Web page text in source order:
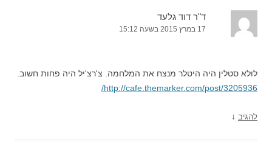
ד"ר דוד גלעד
17 במרץ 2015 בשעה 15:12
לולא סטלין היה היטלר מנצח את המלחמה. צ'רצ'יל היה פחות חשוב.
http://cafe.themarker.com/post/3205936/
להגיב ↓